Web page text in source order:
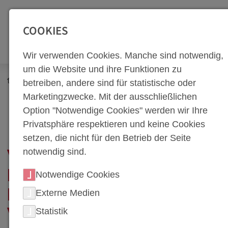
Zur Top Navigation springen [Alt+1]Zur Hauptnavigation
Newsroom
Corporate Blog
Arbeitswelt & Menschen
Vom Lehrling zum Projektmanager – Die Erfolgsstory von
Michal Skácel
VOM LEHRLING ZUM
PROJEKTMANAGER –
DIE ERFOLGSSTORY
VON MICHAL SKÁCEL
COOKIES
Wir verwenden Cookies. Manche sind notwendig,
um die Website und ihre Funktionen zu
betreiben, andere sind für statistische oder
Marketingzwecke. Mit der ausschließlichen
Option "Notwendige Cookies" werden wir Ihre
Privatsphäre respektieren und keine Cookies
setzen, die nicht für den Betrieb der Seite
notwendig sind.
Notwendige Cookies
Externe Medien
Statistik